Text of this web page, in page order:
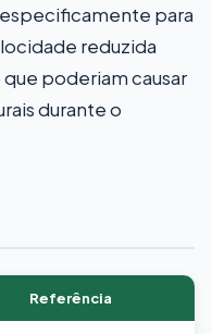
para
reduzida
poderiam causar
durante o
Referência